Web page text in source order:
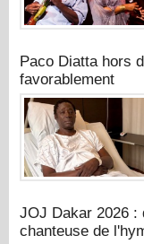
Paco Diatta hors
favorablement
JOJ Dakar 2026 :
chanteuse de